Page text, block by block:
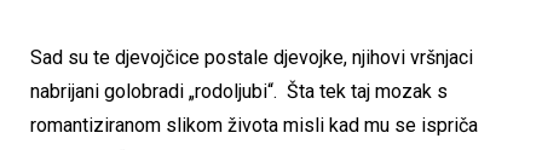
Sad su te djevojčice postale djevojke, njihovi vršnjaci
nabrijani golobradi „rodoljubi“. Šta tek taj mozak s
romantiziranom slikom života misli kad mu se ispriča